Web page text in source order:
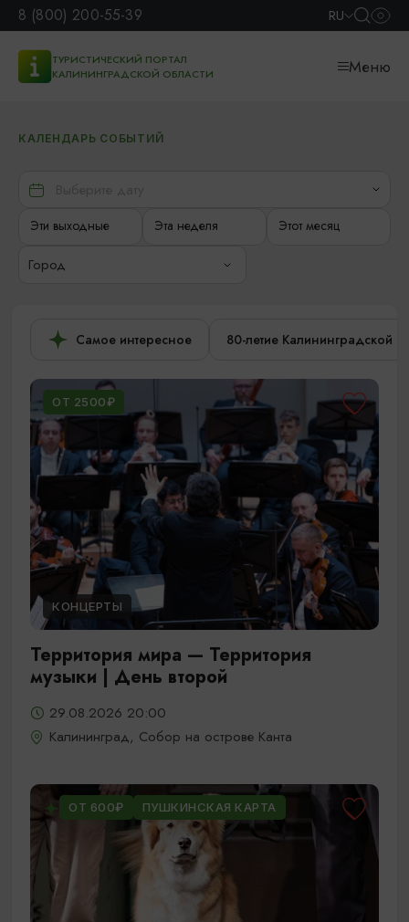
8 (800) 200-55-39 RU
ТУРИСТИЧЕСКИЙ ПОРТАЛ
КАЛИНИНГРАДСКОЙ ОБЛАСТИ
Меню
КАЛЕНДАРЬ СОБЫТИЙ
Эти выходные Эта неделя Этот месяц
Город
Самое интересное 80-летие Калининградской
ОТ 2500₽
КОНЦЕРТЫ
Территория мира — Территория
музыки | День второй
29.08.2026 20:00
Калининград, Собор на острове Канта
ОТ 600₽ ПУШКИНСКАЯ КАРТА